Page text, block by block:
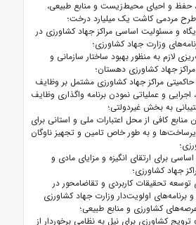
حفظ و احیای محیط‌زیست و منابع طبیعی،
طرح مردمی کاشت یک میلیارد درخت؛
و مسئولیت اساسی مراکز جهاد کشاورزی در
وزارت جهاد کشاورزی؛
لازم به منظور بهبود ساختار سازمانی و
جهاد کشاورزی دهستان؛
مراکز جهاد کشاورزی مشتمل بر وظایف
و عملیاتی نمودن برنامه واگذاری وظایف
به بخش غیردولتی؛
منابع کافی از محل اعتبارات ملی و استانی برای
و به طور خاص تامین و تجهیز ناوگان
برای ارتقای انگیزه و مزایای مادی و
جهاد کشاورزی؛
توسعه تحقیقات کاربردی و تقاضامحور در
برنامه‌های اولویت‌دار وزارت جهاد کشاورزی
کشاورزی و منابع طبیعی؛
کشاورزی برای نیل به نظامی برخوردار از